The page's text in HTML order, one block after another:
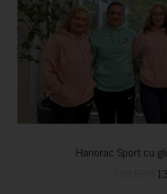
Hanorac Sport cu